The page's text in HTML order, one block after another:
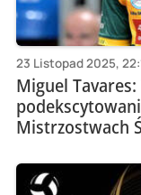
23 Listopad 2025,
Miguel Tavares:
Mistrzostwach